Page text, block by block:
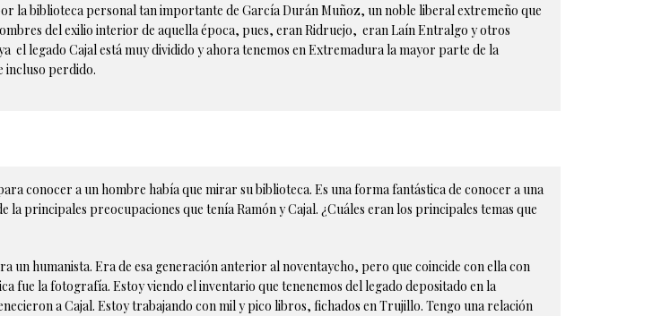
la biblioteca personal tan importante de García Durán Muñoz, un noble liberal extremeño que
del exilio interior de aquella época, pues, eran Ridruejo, eran Laín Entralgo y otros
el legado Cajal está muy dividido y ahora tenemos en Extremadura la mayor parte de la
incluso perdido.
conocer a un hombre había que mirar su biblioteca. Es una forma fantástica de conocer a una
la principales preocupaciones que tenía Ramón y Cajal. ¿Cuáles eran los principales temas que
un humanista. Era de esa generación anterior al noventaycho, pero que coincide con ella con
fue la fotografía. Estoy viendo el inventario que tenenemos del legado depositado en la
a Cajal. Estoy trabajando con mil y pico libros, fichados en Trujillo. Tengo una relación